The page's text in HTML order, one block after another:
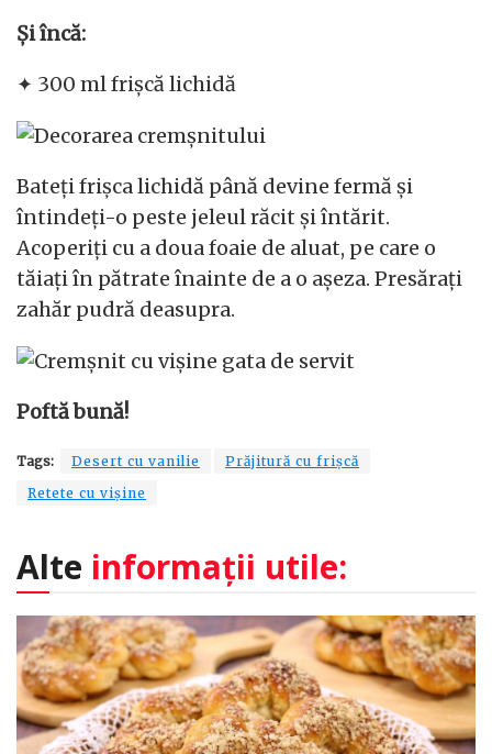
Și încă:
✦ 300 ml frișcă lichidă
Bateți frișca lichidă până devine fermă și
întindeți-o peste jeleul răcit și întărit.
Acoperiți cu a doua foaie de aluat, pe care o
tăiați în pătrate înainte de a o așeza. Presărați
zahăr pudră deasupra.
Poftă bună!
Tags: Desert cu vanilie
Prăjitură cu frișcă
Retete cu vișine
Alte informații utile: